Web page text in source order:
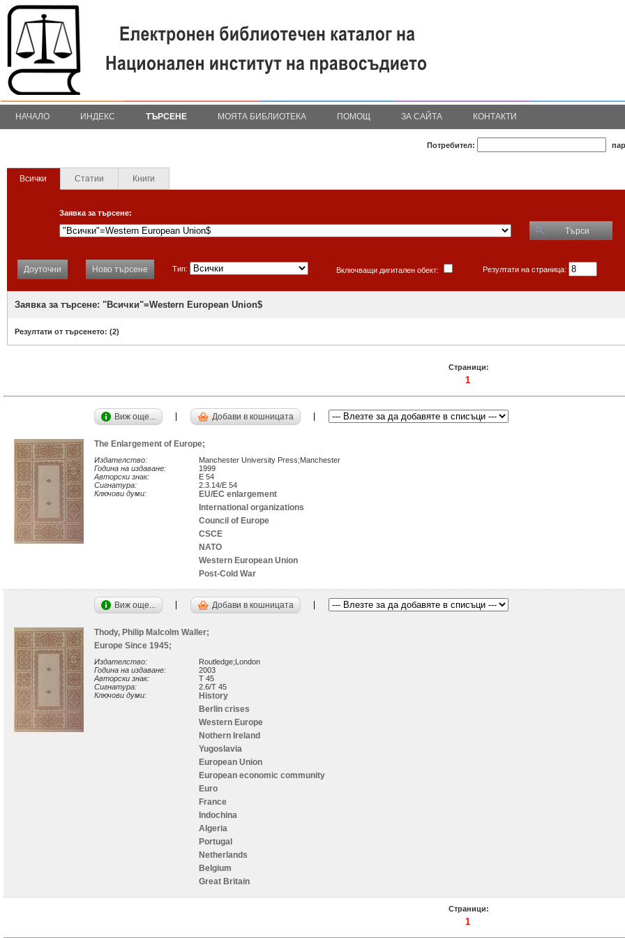
НАЧАЛО ИНДЕКС ТЪРСЕНЕ МОЯТА БИБЛИОТЕКА ПОМОЩ ЗА САЙТА КОНТАКТИ
Потребител:
Всички Статии Книги
Заявка за търсене:
Търси
Доуточни Ново търсене Тип: Включващи дигитален обект: Резултати на страница:
Заявка за търсене: "Всички"=Western European Union$
Резултати от търсенето: (2)
Страници:
1
Виж още... Добави в кошницата
The Enlargement of Europe;
Издателство:
Manchester University Press;Manchester
Година на издаване:
1999
Авторски знак:
E 54
Сигнатура:
2.3.14/E 54
Ключови думи:
EU/EC enlargement
International organizations
Council of Europe
CSCE
NATO
Western European Union
Post-Cold War
Виж още... Добави в кошницата
Thody, Philip Malcolm Waller;
Europe Since 1945;
Издателство:
Routledge;London
Година на издаване:
2003
Авторски знак:
T 45
Сигнатура:
2.6/T 45
Ключови думи:
History
Berlin crises
Western Europe
Nothern Ireland
Yugoslavia
European Union
European economic community
Euro
France
Indochina
Algeria
Portugal
Netherlands
Belgium
Great Britain
Страници:
1